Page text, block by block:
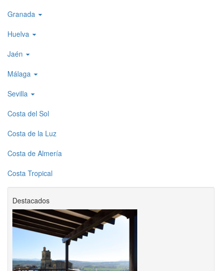
Granada
Huelva
Jaén
Málaga
Sevilla
Costa del Sol
Costa de la Luz
Costa de Almería
Costa Tropical
Destacados